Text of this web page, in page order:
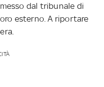
dal tribunale di
esterno. A riportare